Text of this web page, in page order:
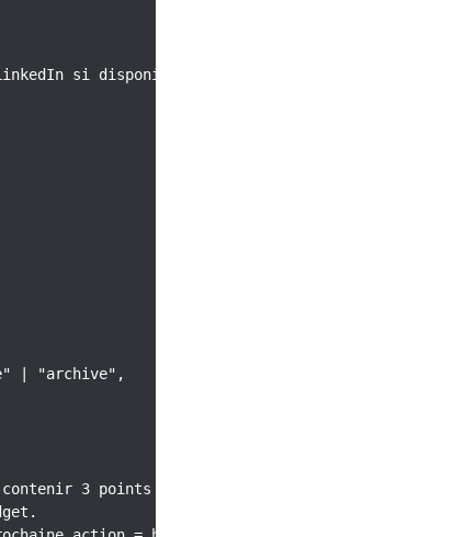
si disponibles, historique CRM.
| "archive",
contenir 3 points d'attention max.